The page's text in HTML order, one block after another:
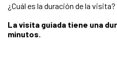
¿Cuál es la duración de la visita?
La visita guiada tiene una
minutos.